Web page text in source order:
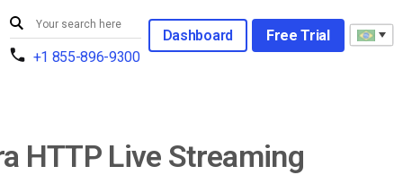
+1 855-896-9300
Dashboard Free Trial
HTTP Live Streaming